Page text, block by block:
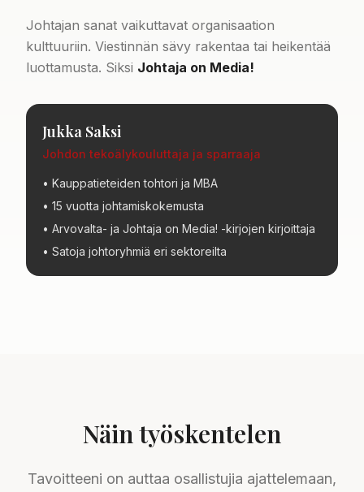
Johtajan sanat vaikuttavat organisaation
kulttuuriin. Viestinnän sävy rakentaa tai heikentää
luottamusta. Siksi Johtaja on Media!
Jukka Saksi
Johdon tekoälykouluttaja ja sparraaja
• Kauppatieteiden tohtori ja MBA
• 15 vuotta johtamiskokemusta
• Arvovalta- ja Johtaja on Media! -kirjojen kirjoittaja
• Satoja johtoryhmiä eri sektoreilta
Näin työskentelen
Tavoitteeni on auttaa osallistujia ajattelemaan,